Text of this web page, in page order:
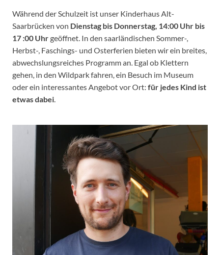
Während der Schulzeit ist unser Kinderhaus Alt-
Saarbrücken von Dienstag bis Donnerstag, 14:00 Uhr bis
17 :00 Uhrgeöffnet. In den saarländischen Sommer-,
Herbst-, Faschings- und Osterferien bieten wir ein breites,
abwechslungsreiches Programm an. Egal ob Klettern
gehen, in den Wildpark fahren, ein Besuch im Museum
oder ein interessantes Angebot vor Ort: für jedes Kind ist
etwas dabei.